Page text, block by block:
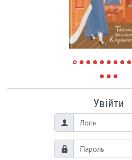
Увійти
Логін
Пароль